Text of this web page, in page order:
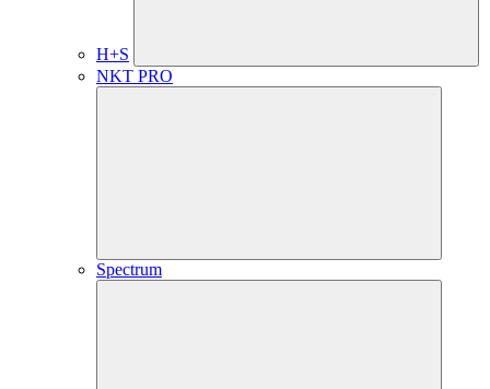
H+S
NKT PRO
Spectrum